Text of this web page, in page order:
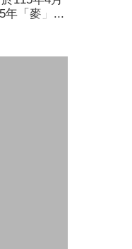
年「麥」向
內容包含
、警察單